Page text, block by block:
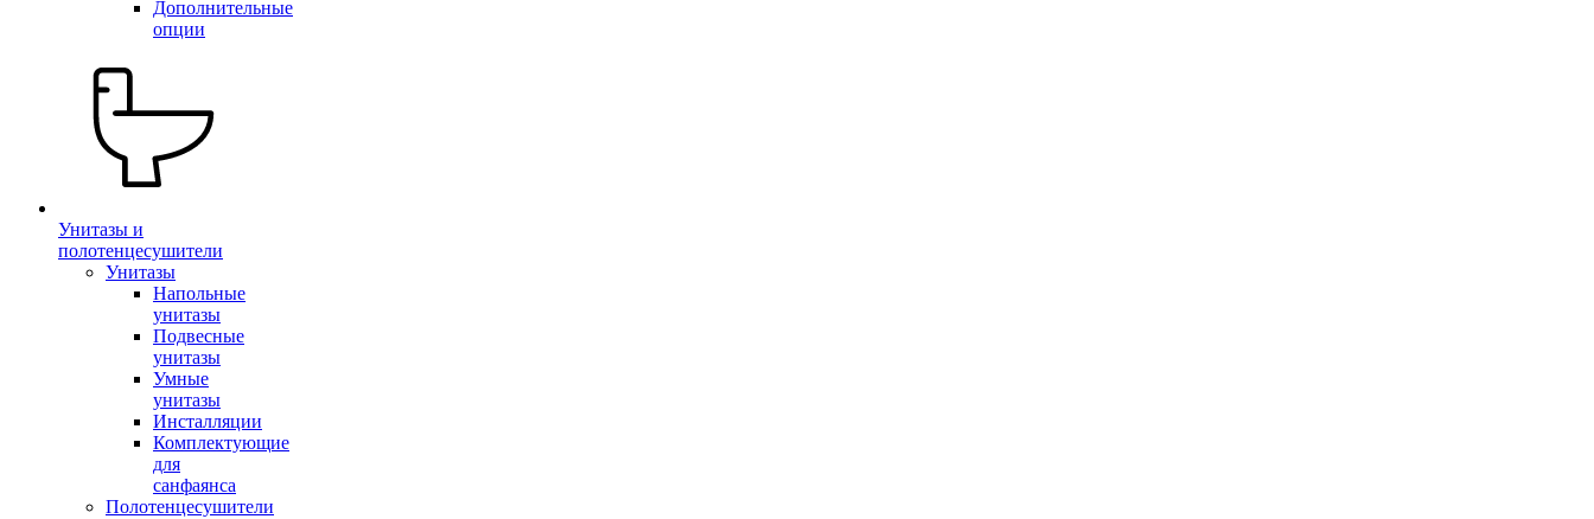
Дополнительные
опции
Унитазы и
полотенцесушители
Унитазы
Напольные
унитазы
Подвесные
унитазы
Умные
унитазы
Инсталляции
Комплектующие
для
санфаянса
Полотенцесушители